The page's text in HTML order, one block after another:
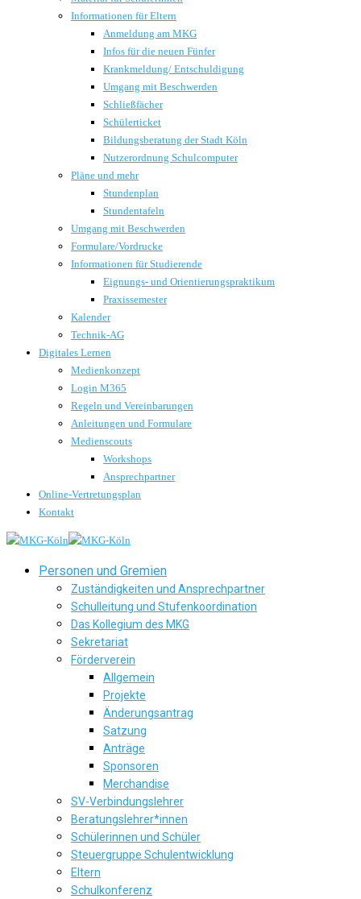
Informationen für Eltern
Anmeldung am MKG
Infos für die neuen Fünfer
Krankmeldung/ Entschuldigung
Umgang mit Beschwerden
Schließfächer
Schülerticket
Bildungsberatung der Stadt Köln
Nutzerordnung Schulcomputer
Pläne und mehr
Stundenplan
Stundentafeln
Umgang mit Beschwerden
Formulare/Vordrucke
Informationen für Studierende
Eignungs- und Orientierungspraktikum
Praxissemester
Kalender
Technik-AG
Digitales Lernen
Medienkonzept
Login M365
Regeln und Vereinbarungen
Anleitungen und Formulare
Medienscouts
Workshops
Ansprechpartner
Online-Vertretungsplan
Kontakt
Personen und Gremien
Zuständigkeiten und Ansprechpartner
Schulleitung und Stufenkoordination
Das Kollegium des MKG
Sekretariat
Förderverein
Allgemein
Projekte
Änderungsantrag
Satzung
Anträge
Sponsoren
Merchandise
SV-Verbindungslehrer
Beratungslehrer*innen
Schülerinnen und Schüler
Steuergruppe Schulentwicklung
Eltern
Schulkonferenz